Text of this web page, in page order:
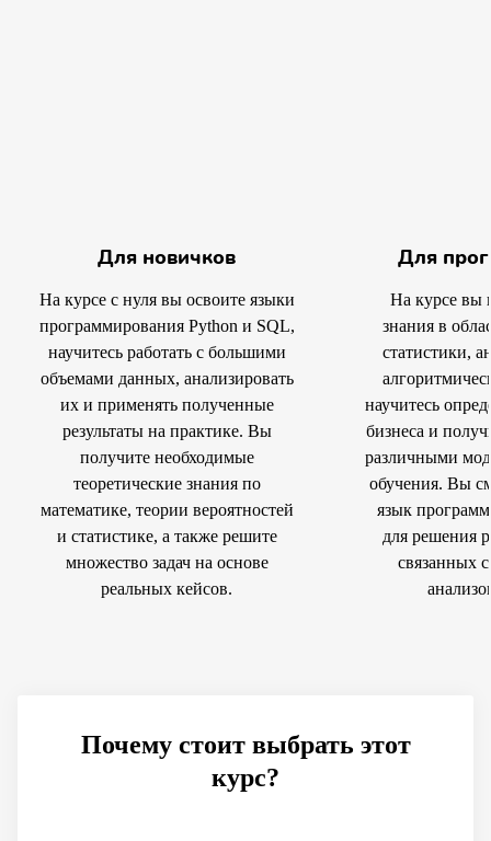
Для новичков
На курсе с нуля вы освоите языки
программирования Python и SQL,
научитесь работать с большими
объемами данных, анализировать
их и применять полученные
результаты на практике. Вы
получите необходимые
теоретические знания по
математике, теории вероятностей
и статистике, а также решите
множество задач на основе
реальных кейсов.
Для
На курсе вы
знания в
статистики,
научитесь
бизнеса и
различными
обучения. Вы
язык
для решения
связанных
Почему стоит выбрать этот
курс?